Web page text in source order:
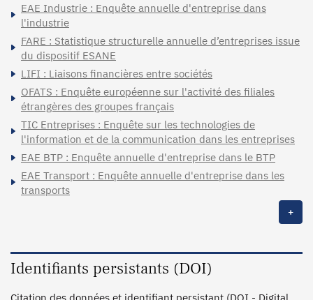
EAE Industrie : Enquête annuelle d'entreprise dans
l'industrie
FARE : Statistique structurelle annuelle d’entreprises issue
du dispositif ESANE
LIFI : Liaisons financières entre sociétés
OFATS : Enquête européenne sur l'activité des filiales
étrangères des groupes français
TIC Entreprises : Enquête sur les technologies de
l'information et de la communication dans les entreprises
EAE BTP : Enquête annuelle d'entreprise dans le BTP
EAE Transport : Enquête annuelle d'entreprise dans les
transports
+
Identifiants persistants (DOI)